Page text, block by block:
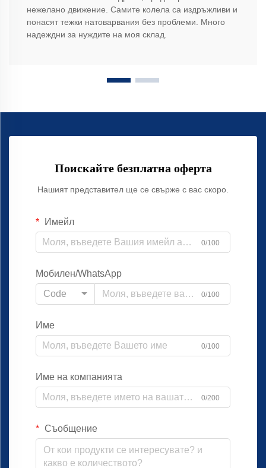
нежелано движение. Самите колела са издръжливи и
понасят тежки натоварвания без проблеми. Много
надеждни за нуждите на моя склад.
Поискайте безплатна оферта
Нашият представител ще се свърже с вас скоро.
Имейл
0/100
Мобилен/WhatsApp
Code
0/100
Име
0/100
Име на компанията
0/200
Съобщение